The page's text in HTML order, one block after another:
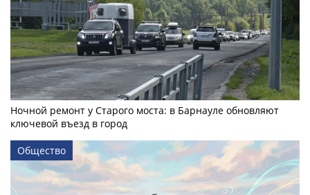
Ночной ремонт у Старого моста: в Барнауле обновляют
ключевой въезд в город
Общество